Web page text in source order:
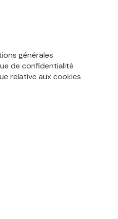
générales
de confidentialité
relative aux cookies